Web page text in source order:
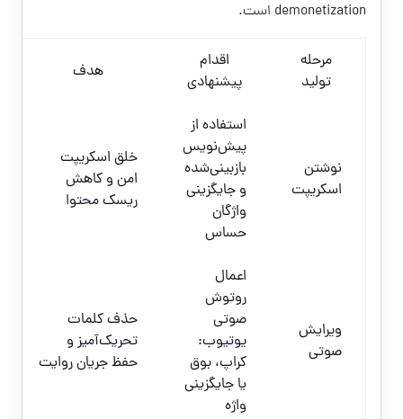
demonetization است.
مرحله
تولید
اقدام
پیشنهادی
هدف
نوشتن
اسکریپت
استفاده از
پیش‌نویس
بازبینی‌شده
و جایگزینی
واژگان
حساس
خلق اسکریپت
امن و کاهش
ریسک محتوا
ویرایش
صوتی
اعمال
روتوش
صوتی
یوتیوب:
کراپ، بوق
یا جایگزینی
واژه
حذف کلمات
تحریک‌آمیز و
حفظ جریان روایت